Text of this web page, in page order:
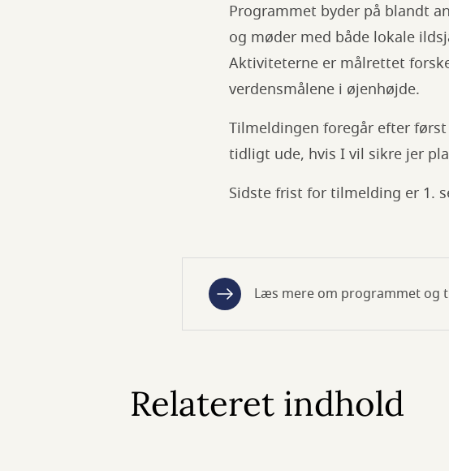
Programmet byder på blandt
og møder med både lokale
Aktiviteterne er målrettet
verdensmålene i øjenhøjde.
Tilmeldingen foregår efter
tidligt ude, hvis I vil sikre jer
Sidste frist for tilmelding er 1.
Læs mere om programmet og
Relateret indhold